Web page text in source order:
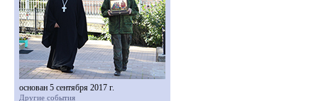
основан 5 сентября 2017 г.
Другие события